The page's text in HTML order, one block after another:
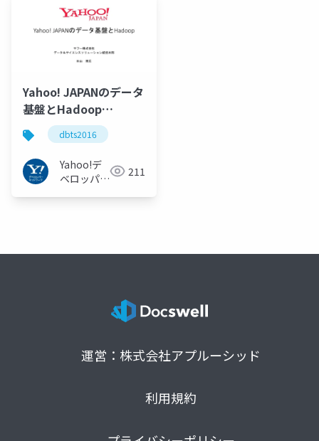
Yahoo! JAPANのデータ
基盤とHadoop
#dbts2016
dbts2016
Yahoo!デ
ベロッパー
211
運営：株式会社アプルーシッド
利用規約